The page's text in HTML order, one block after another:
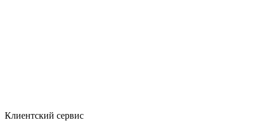
Клиентский сервис